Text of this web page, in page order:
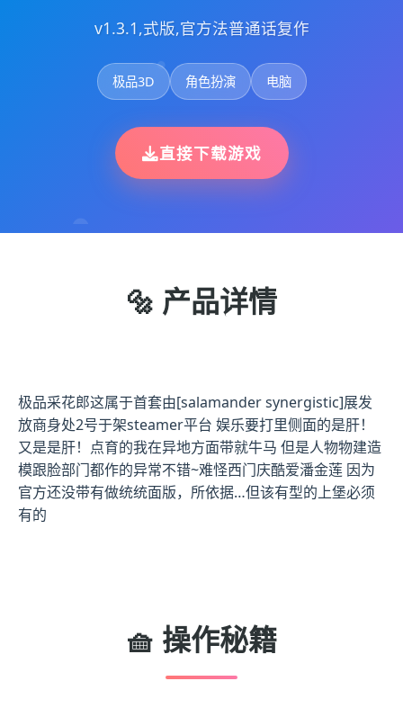
v1.3.1,式版,官方法普通话复作
极品3D 角色扮演 电脑
直接下载游戏
🔩 产品详情
极品采花郎这属于首套由[salamander synergistic]展发
放商身处2号于架steamer平台 娱乐要打里侧面的是肝！
又是是肝！点育的我在异地方面带就牛马 但是人物物建造
模跟脸部门都作的异常不错~难怪西门庆酷爱潘金莲 因为
官方还没带有做统统面版，所依据…但该有型的上堡必须
有的
🧺 操作秘籍